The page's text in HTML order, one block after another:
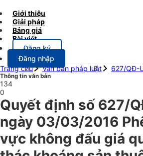
Giới thiệu
Giải pháp
Bảng giá
Bài viết
Đăng ký
Đăng nhập
Trang chủ
Văn bản pháp luật 627/QĐ-
Thông tin văn bản
134
0
Quyết định số 627/
ngày 03/03/2016
vực không đấu giá